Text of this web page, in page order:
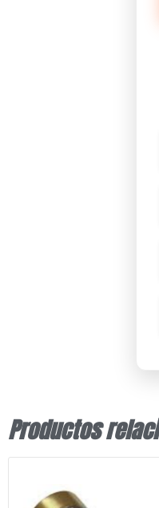
Productos